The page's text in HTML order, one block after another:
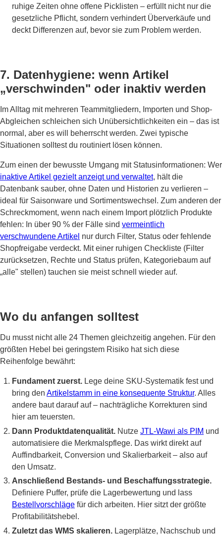
ruhige Zeiten ohne offene Picklisten – erfüllt nicht nur die
gesetzliche Pflicht, sondern verhindert Überverkäufe und
deckt Differenzen auf, bevor sie zum Problem werden.
7. Datenhygiene: wenn Artikel
„verschwinden" oder inaktiv werden
Im Alltag mit mehreren Teammitgliedern, Importen und Shop-
Abgleichen schleichen sich Unübersichtlichkeiten ein – das ist
normal, aber es will beherrscht werden. Zwei typische
Situationen solltest du routiniert lösen können.
Zum einen der bewusste Umgang mit Statusinformationen: Wer
inaktive Artikel gezielt anzeigt und verwaltet, hält die
Datenbank sauber, ohne Daten und Historien zu verlieren –
ideal für Saisonware und Sortimentswechsel. Zum anderen der
Schreckmoment, wenn nach einem Import plötzlich Produkte
fehlen: In über 90 % der Fälle sind vermeintlich
verschwundene Artikel nur durch Filter, Status oder fehlende
Shopfreigabe verdeckt. Mit einer ruhigen Checkliste (Filter
zurücksetzen, Rechte und Status prüfen, Kategoriebaum auf
„alle" stellen) tauchen sie meist schnell wieder auf.
Wo du anfangen solltest
Du musst nicht alle 24 Themen gleichzeitig angehen. Für den
größten Hebel bei geringstem Risiko hat sich diese
Reihenfolge bewährt:
Fundament zuerst. Lege deine SKU-Systematik fest und
bring den Artikelstamm in eine konsequente Struktur. Alles
andere baut darauf auf – nachträgliche Korrekturen sind
hier am teuersten.
Dann Produktdatenqualität. Nutze JTL-Wawi als PIM und
automatisiere die Merkmalspflege. Das wirkt direkt auf
Auffindbarkeit, Conversion und Skalierbarkeit – also auf
den Umsatz.
Anschließend Bestands- und Beschaffungsstrategie.
Definiere Puffer, prüfe die Lagerbewertung und lass
Bestellvorschläge für dich arbeiten. Hier sitzt der größte
Profitabilitätshebel.
Zuletzt das WMS skalieren. Lagerplätze, Nachschub und